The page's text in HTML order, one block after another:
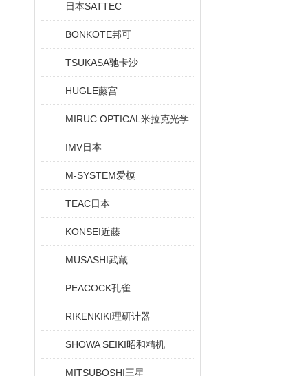
日本SATTEC
BONKOTE邦可
TSUKASA驰卡沙
HUGLE藤宫
MIRUC OPTICAL米拉克光学
IMV日本
M-SYSTEM爱模
TEAC日本
KONSEI近藤
MUSASHI武藏
PEACOCK孔雀
RIKENKIKI理研计器
SHOWA SEIKI昭和精机
MITSUBOSHI三星